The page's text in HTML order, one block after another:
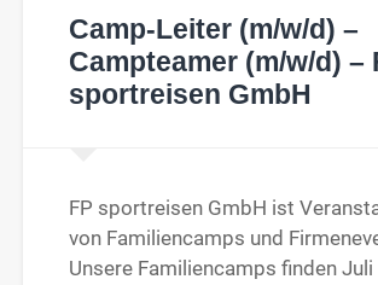
Camp-Leiter (m/w/d) –
Campteamer (m/w/d) –
sportreisen GmbH
FP sportreisen GmbH ist
von Familiencamps und
Unsere Familiencamps finden Juli